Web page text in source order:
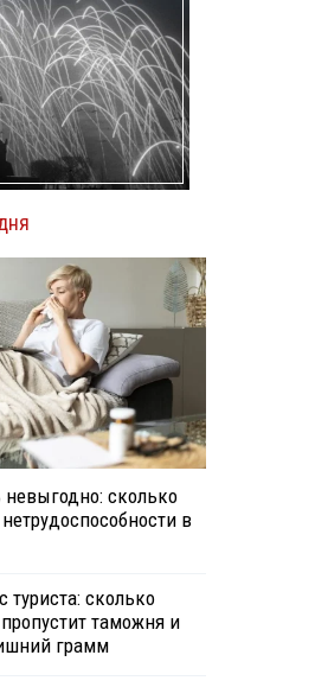
невыгодно: сколько
в
туриста: сколько
таможня и
грамм